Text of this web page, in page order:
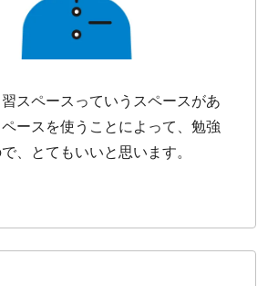
スペースっていうスペースがあ
ースを使うことによって、勉強
、とてもいいと思います。